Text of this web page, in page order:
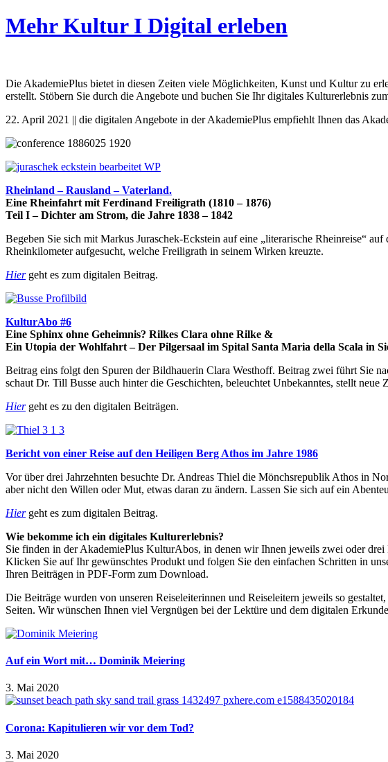
Mehr Kultur I Digital erleben
Die AkademiePlus bietet in diesen Zeiten viele Möglichkeiten, Kunst und Kultur zu
erstellt. Stöbern Sie durch die Angebote und buchen Sie Ihr digitales Kulturerlebnis
22. April 2021 || die digitalen Angebote in der AkademiePlus empfiehlt Ihnen das
Rheinland – Rausland – Vaterland.
Eine Rheinfahrt mit Ferdinand Freiligrath (1810 – 1876)
Teil I – Dichter am Strom, die Jahre 1838 – 1842
Begeben Sie sich mit Markus Juraschek-Eckstein auf eine „literarische Rheinreise“
Rheinkilometer aufgesucht, welche Freiligrath in seinem Wirken kreuzte.
Hiergeht es zum digitalen Beitrag.
KulturAbo #6
Eine Sphinx ohne Geheimnis? Rilkes Clara ohne Rilke &
Ein Utopia der Wohlfahrt – Der Pilgersaal im Spital Santa Maria della Scala in
Beitrag eins folgt den Spuren der Bildhauerin Clara Westhoff. Beitrag zwei führt Sie
schaut Dr. Till Busse auch hinter die Geschichten, beleuchtet Unbekanntes, stellt neue
Hiergeht es zu den digitalen Beiträgen.
Bericht von einer Reise auf den Heiligen Berg Athos im Jahre 1986
Vor über drei Jahrzehnten besuchte Dr. Andreas Thiel die Mönchsrepublik Athos in
aber nicht den Willen oder Mut, etwas daran zu ändern. Lassen Sie sich auf ein
Hiergeht es zum digitalen Beitrag.
Wie bekomme ich ein digitales Kulturerlebnis?
Sie finden in der AkademiePlus KulturAbos, in denen wir Ihnen jeweils zwei oder
Klicken Sie auf Ihr gewünschtes Produkt und folgen Sie den einfachen Schritten in
Ihren Beiträgen in PDF-Form zum Download.
Die Beiträge wurden von unseren Reiseleiterinnen und Reiseleitern jeweils so
Seiten. Wir wünschen Ihnen viel Vergnügen bei der Lektüre und dem digitalen
Auf ein Wort mit… Dominik Meiering
3. Mai 2020
Corona: Kapitulieren wir vor dem Tod?
3. Mai 2020